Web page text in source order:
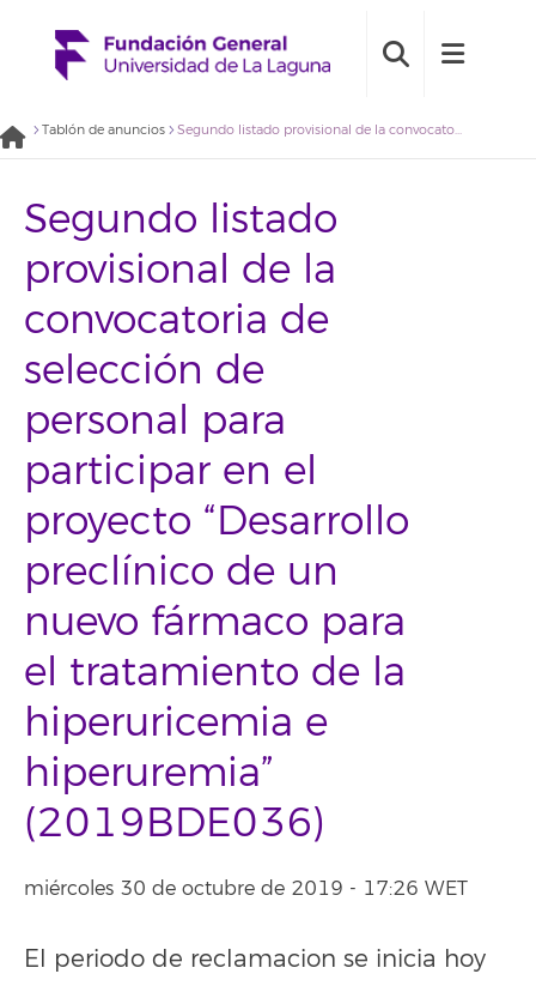
Tablón de anuncios Segundo listado provisional de la convocatoria de selección de personal para participar en el proyecto “Desarrollo preclínico de un nuevo fármaco para el tratamiento de la hiperuricemia e hiperuremia” (2019BDE036)
Segundo listado
provisional de la
convocatoria de
selección de
personal para
participar en el
proyecto “Desarrollo
preclínico de un
nuevo fármaco para
el tratamiento de la
hiperuricemia e
hiperuremia”
(2019BDE036)
miércoles 30 de octubre de 2019 - 17:26 WET
El periodo de reclamacion se inicia hoy